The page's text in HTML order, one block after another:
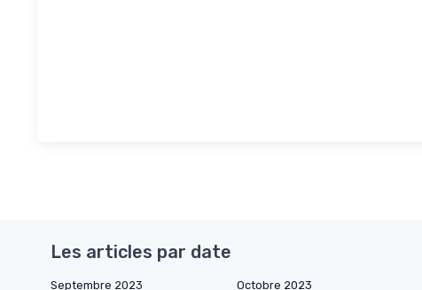
Les articles par date
Septembre 2023 Octobre 2023